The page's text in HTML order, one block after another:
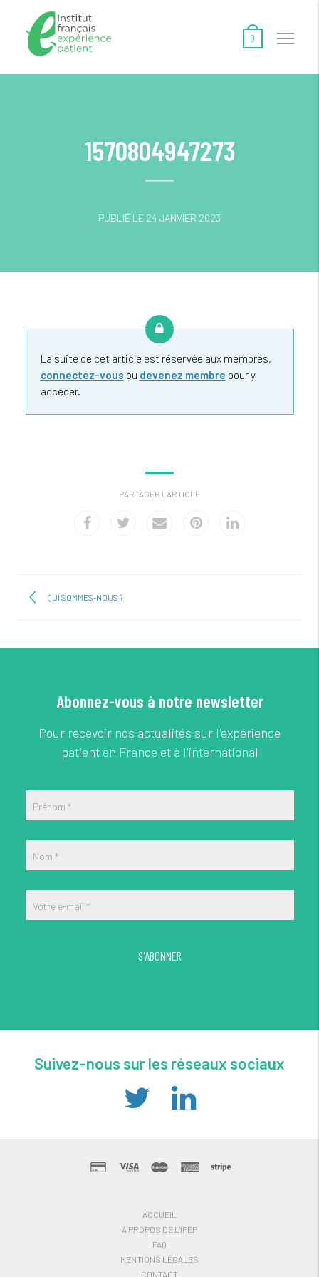
0
1570804947273
PUBLIÉ LE 24 JANVIER 2023
La suite de cet article est réservée aux membres,
connectez-vous ou devenez membre pour y
accéder.
PARTAGER L'ARTICLE
QUI SOMMES-NOUS ?
Abonnez-vous à notre newsletter
Pour recevoir nos actualités sur l'expérience
patient en France et à l'international
Prénom *
Nom *
Votre e-mail *
S'ABONNER
Suivez-nous sur les réseaux sociaux
ACCUEIL
À PROPOS DE L’IFEP
FAQ
MENTIONS LÉGALES
CONTACT